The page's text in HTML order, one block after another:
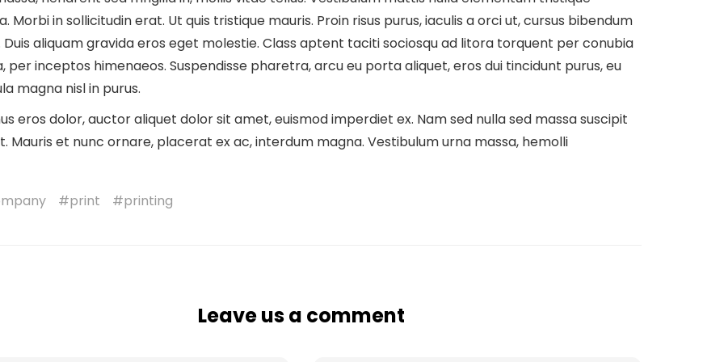
Morbi in sollicitudin erat. Ut quis tristique mauris. Proin risus purus, iaculis a orci ut, cursus bibendum
Duis aliquam gravida eros eget molestie. Class aptent taciti sociosqu ad litora torquent per conubia
per inceptos himenaeos. Suspendisse pharetra, arcu eu porta aliquet, eros dui tincidunt purus, eu
magna nisl in purus.
eros dolor, auctor aliquet dolor sit amet, euismod imperdiet ex. Nam sed nulla sed massa suscipit
Mauris et nunc ornare, placerat ex ac, interdum magna. Vestibulum urna massa, hemolli
print printing
Leave us a comment